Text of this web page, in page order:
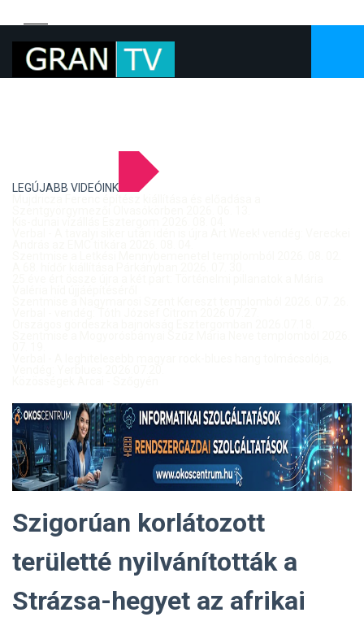
LEGÚJABB VIDEÓINK
Szigorúan korlátozott
területté nyilvánították a
Strázsa-hegyet az afrikai